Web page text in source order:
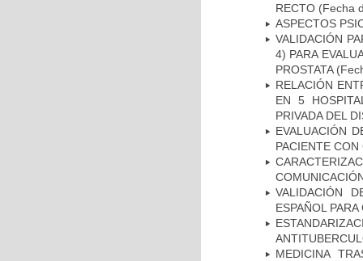
RECTO (Fecha
ASPECTOS
VALIDACIÓN
4) PARA
PROSTATA
RELACIÓN
EN 5
PRIVADA DEL
EVALUACIÓN
PACIENTE CON
VALIDACIÓN
ESPAÑOL
MEDICINA